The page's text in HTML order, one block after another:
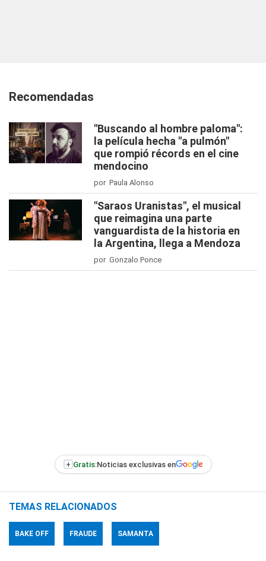
Recomendadas
"Buscando al hombre paloma":
la película hecha "a pulmón"
que rompió récords en el cine
mendocino
por Paula Alonso
"Saraos Uranistas", el musical
que reimagina una parte
vanguardista de la historia en
la Argentina, llega a Mendoza
por Gonzalo Ponce
+ Gratis:Noticias exclusivas en
TEMAS RELACIONADOS
BAKE OFF FRAUDE SAMANTA